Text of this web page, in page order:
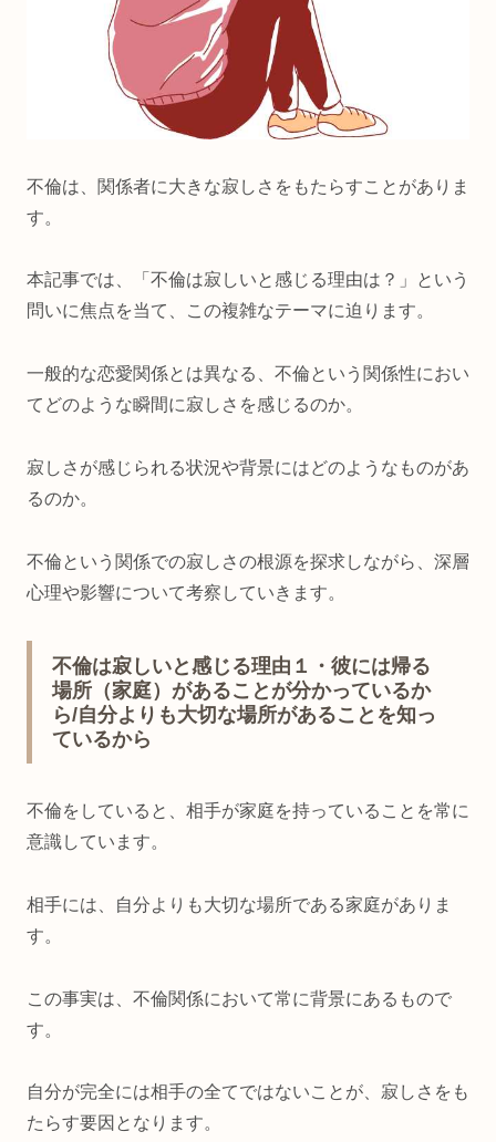
不倫は、関係者に大きな寂しさをもたらすことがありま
す。
本記事では、「不倫は寂しいと感じる理由は？」という
問いに焦点を当て、この複雑なテーマに迫ります。
一般的な恋愛関係とは異なる、不倫という関係性におい
てどのような瞬間に寂しさを感じるのか。
寂しさが感じられる状況や背景にはどのようなものがあ
るのか。
不倫という関係での寂しさの根源を探求しながら、深層
心理や影響について考察していきます。
不倫は寂しいと感じる理由１・彼には帰る
場所（家庭）があることが分かっているか
ら/自分よりも大切な場所があることを知っ
ているから
不倫をしていると、相手が家庭を持っていることを常に
意識しています。
相手には、自分よりも大切な場所である家庭がありま
す。
この事実は、不倫関係において常に背景にあるもので
す。
自分が完全には相手の全てではないことが、寂しさをも
たらす要因となります。